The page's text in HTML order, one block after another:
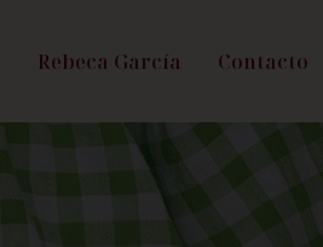
Rebeca García Contacto